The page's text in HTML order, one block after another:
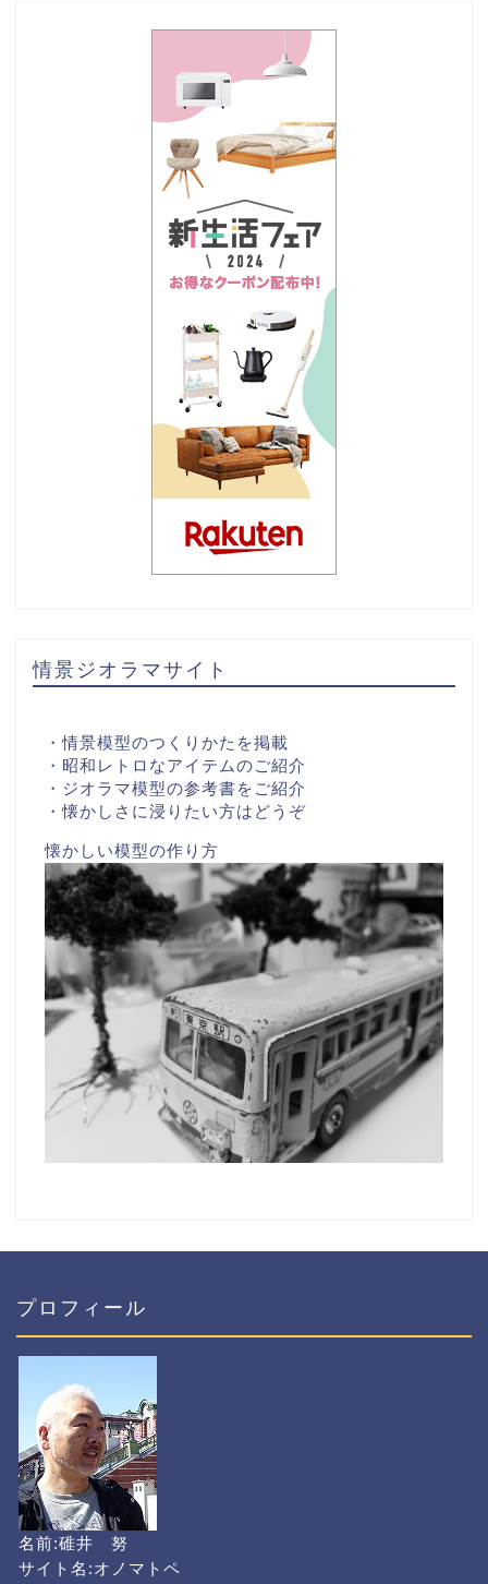
情景ジオラマサイト
・情景模型のつくりかたを掲載
・昭和レトロなアイテムのご紹介
・ジオラマ模型の参考書をご紹介
・懐かしさに浸りたい方はどうぞ
懐かしい模型の作り方
プロフィール
名前:碓井 努
サイト名:オノマトペ